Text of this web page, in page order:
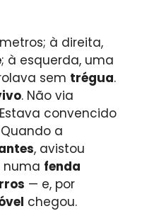
metros; à direita,
; à esquerda, uma
sem trégua.
. Não via
convencido
Quando a
, avistou
numa fenda
— e, por
chegou.